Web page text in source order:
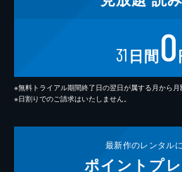
31 日間0
※無料トライアル期間終了日の翌日が属する月から月
※日割りでのご請求はいたしません。
最新作のレンタル
ポイント プ